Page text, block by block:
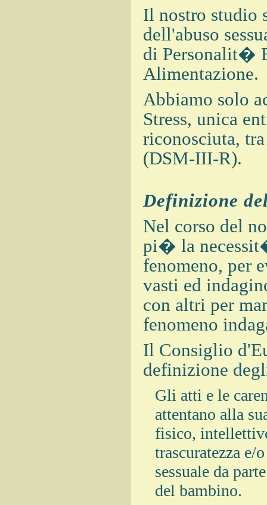
Il nostro studio
dell'abuso
di Personalit�
Alimentazione.
Abbiamo solo
Stress, unica
riconosciuta,
(DSM-III-R).
Definizione
Nel corso del
pi� la
fenomeno, per
vasti ed
con altri per
fenomeno
Il Consiglio
definizione
Gli atti e le
attentano alla
fisico,
trascuratezza
sessuale da
del bambino.